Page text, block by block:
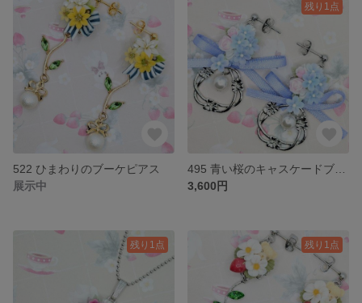
522 ひまわりのブーケピアス
展示中
残り1点
3,600円
残り1点 残り1点